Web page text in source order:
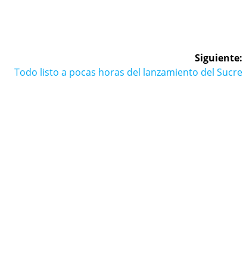
Siguiente:
Siguiente
Todo listo a pocas horas del lanzamiento del Sucre